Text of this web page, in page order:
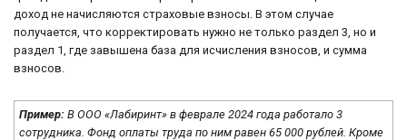
доход не начисляются страховые взносы. В этом случае
получается, что корректировать нужно не только раздел 3, но и
раздел 1, где завышена база для исчисления взносов, и сумма
взносов.
Пример: В ООО «Лабиринт» в феврале 2024 года работало 3
сотрудника. Фонд оплаты труда по ним равен 65 000 рублей. Кроме